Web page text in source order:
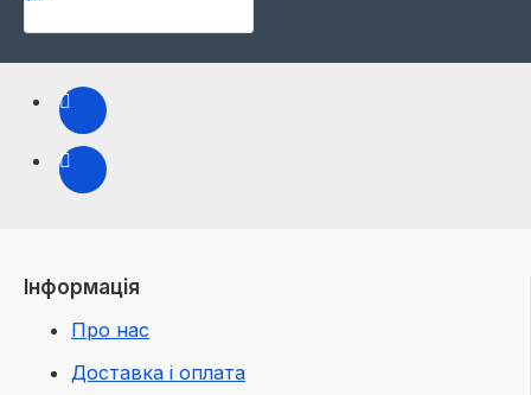
Інформація
Про нас
Доставка і оплата